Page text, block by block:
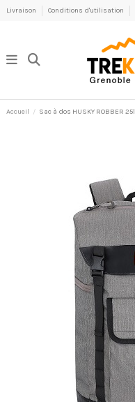
Livraison Conditions d'utilisation
Accueil Sac à dos HUSKY ROBBER 25l